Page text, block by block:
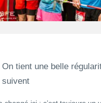
On tient une belle
suivent